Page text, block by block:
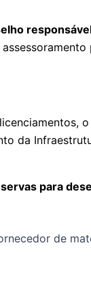
da
para
de